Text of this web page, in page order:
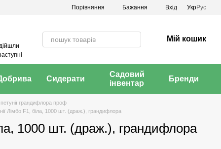
Порівняння Бажання Вхід УкрРус
Мій кошик
Сидерати
Садовий
інвентар
Бренди
грандифлора проф
Лімбо F1, біла, 1000 шт. (драж.), грандифлора
1000 шт. (драж.), грандифлора